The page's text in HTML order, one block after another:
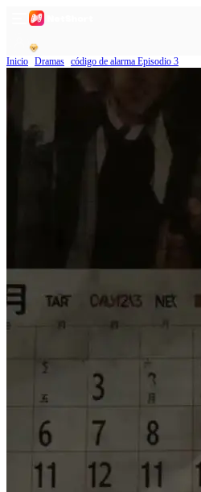
Inicio Dramas código de alarma Episodio 3